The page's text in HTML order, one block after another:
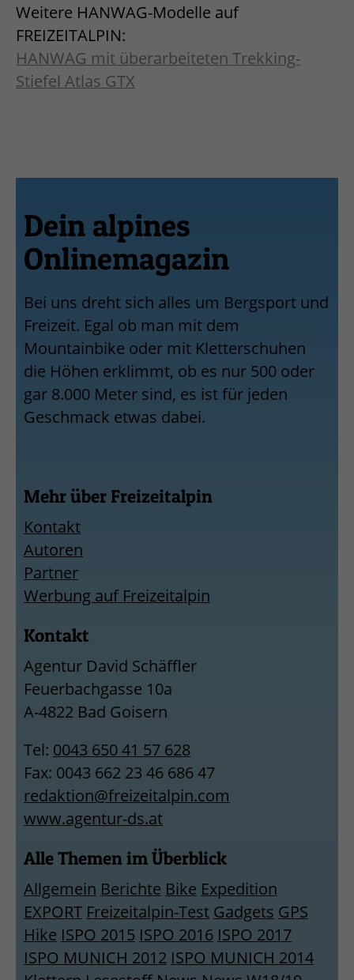
Weitere HANWAG-Modelle auf
FREIZEITALPIN:
HANWAG mit überarbeiteten Trekking-
Stiefel Atlas GTX
Dein alpines
Onlinemagazin
Bei uns dreht sich alles um Bergsport und
Freizeit. Egal ob man mit dem
Mountainbike oder mit Kletterschuhen
die Höhen erklimmt, ob es nur 500 oder
gar 8.000 Meter sind, es ist für jeden
Geschmack etwas dabei.
Mehr über Freizeitalpin
Kontakt
Autoren
Partner
Werbung auf Freizeitalpin
Kontakt
Agentur David Schäffler
Feuerbachgasse 10a
A-4822 Bad Goisern
Tel: 0043 650 41 57 628
Fax: 0043 662 23 46 686 47
redaktion@freizeitalpin.com
www.agentur-ds.at
Alle Themen im Überblick
Allgemein Berichte Bike Expedition
EXPORT Freizeitalpin-Test Gadgets GPS
Hike ISPO 2015 ISPO 2016 ISPO 2017
ISPO MUNICH 2012 ISPO MUNICH 2014